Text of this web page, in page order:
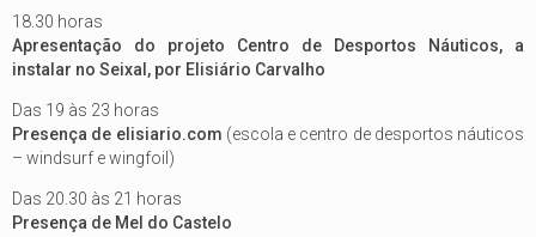
18.30 horas
Apresentação do projeto Centro de Desportos Náuticos, a
instalar no Seixal, por Elisiário Carvalho
Das 19 às 23 horas
Presença de elisiario.com (escola e centro de desportos náuticos
– windsurf e wingfoil)
Das 20.30 às 21 horas
Presença de Mel do Castelo